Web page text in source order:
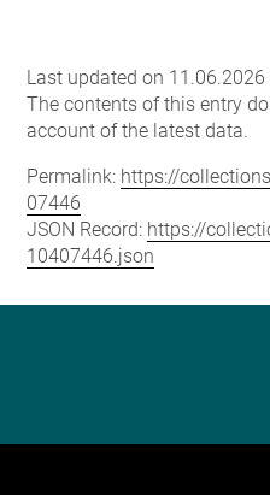
Last updated on 11.06.2026
The contents of this entry
account of the latest data.
Permalink: https://
07446
JSON Record: https://
10407446.json